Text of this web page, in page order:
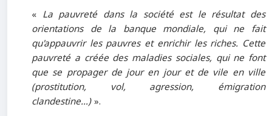
« La pauvreté dans la société est le résultat des
orientations de la banque mondiale, qui ne fait
qu'appauvrir les pauvres et enrichir les riches. Cette
pauvreté a créée des maladies sociales, qui ne font
que se propager de jour en jour et de vile en ville
(prostitution, vol, agression, émigration
clandestine…)».